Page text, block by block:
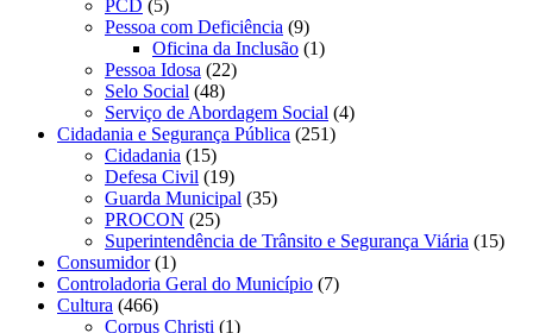
PCD (5)
Pessoa com Deficiência (9)
Oficina da Inclusão (1)
Pessoa Idosa (22)
Selo Social (48)
Serviço de Abordagem Social (4)
Cidadania e Segurança Pública (251)
Cidadania (15)
Defesa Civil (19)
Guarda Municipal (35)
PROCON (25)
Superintendência de Trânsito e Segurança Viária (15)
Consumidor(1)
Controladoria Geral do Município (7)
Cultura (466)
Corpus Christi (1)